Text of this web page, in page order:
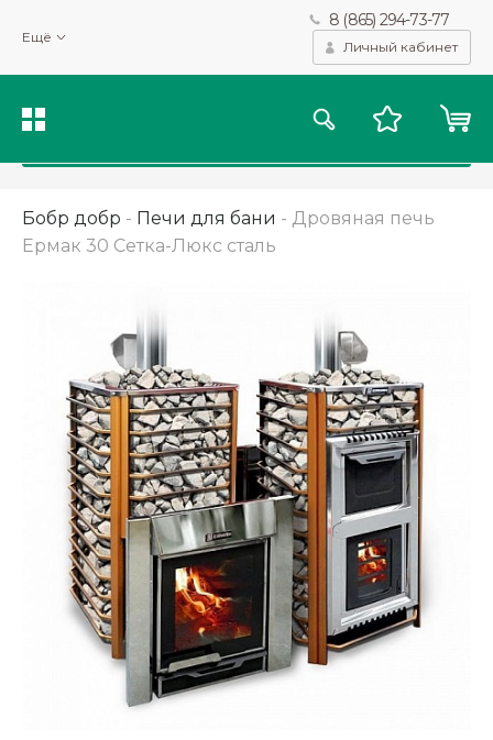
Ещё
8 (865) 294-73-77
Личный кабинет
Бобр добр - Печи для бани - Дровяная печь
Ермак 30 Сетка-Люкс сталь
Мы используем файлы cookie и другие подобные технологии
для получения данных с целью сбора статистики, повышения
качества рекомендаций и предоставления вам возможности
персонализированного просмотра.Подробнее